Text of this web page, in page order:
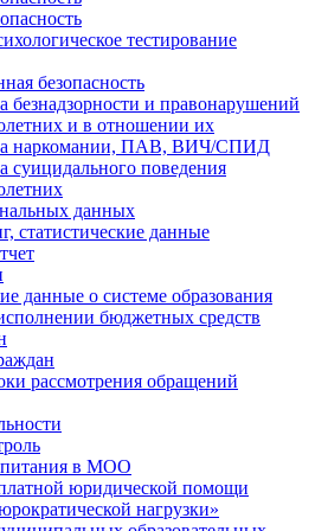
тестирование
безопасность
безнадзорности и правонарушений
и в отношении их
наркомании, ПАВ, ВИЧ/СПИД
суицидального поведения
данных
статистические данные
данные о системе образования
бюджетных средств
рассмотрения обращений
питания в МОО
юридической помощи
нагрузки»